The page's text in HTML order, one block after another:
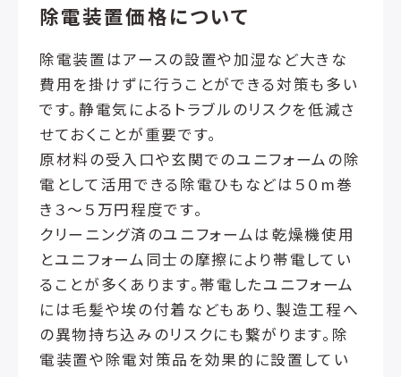
除電装置価格について
除電装置はアースの設置や加湿など大きな
費用を掛けずに行うことができる対策も多い
です。静電気によるトラブルのリスクを低減さ
せておくことが重要です。
原材料の受入口や玄関でのユニフォームの除
電として活用できる除電ひもなどは５０m巻
き３～５万円程度です。
クリーニング済のユニフォームは乾燥機使用
とユニフォーム同士の摩擦により帯電してい
ることが多くあります。帯電したユニフォーム
には毛髪や埃の付着などもあり、製造工程へ
の異物持ち込みのリスクにも繋がります。除
電装置や除電対策品を効果的に設置してい